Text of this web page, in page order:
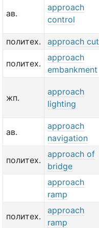
ав.
approach
control
политех.
approach cut
политех.
approach
embankment
жп.
approach
lighting
ав.
approach
navigation
политех.
approach of
bridge
approach
ramp
политех.
approach
ramp